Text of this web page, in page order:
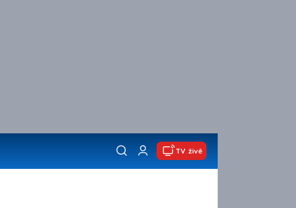
TV živě